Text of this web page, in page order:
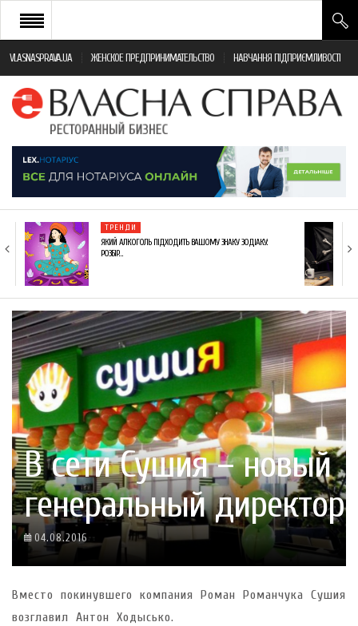
VLASNASPRAVA.UA ЖЕНСКОЕ ПРЕДПРИНИМАТЕЛЬСТВО НАВЧАННЯ ПІДПРИЄМЛИВОСТІ
НОВИНИ РЕСТОРАННОГО БІЗНЕСУ
ЯК ВІДКРИТИ ТА УСПІШНО КЕРУВАТИ
МОНІТОРИНГ ЗАКОНОДАВСТВА
ФРАНЧАЙЗИНГ
КНИГИ
ТРЕНДИ
ЯКИЙ АЛКОГОЛЬ ПІДХОДИТЬ ВАШОМУ ЗНАКУ ЗОДІАКУ:
РОЗБІР…
В сети Сушия – новый
генеральный директор
04.08.2016
Вместо покинувшего компания Роман Романчука Сушия
возглавил Антон Ходысько.